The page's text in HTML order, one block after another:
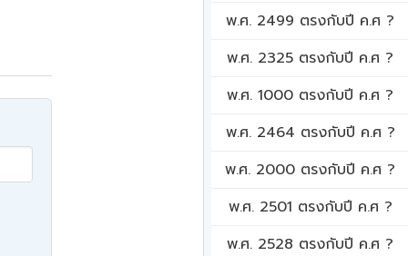
พ.ศ. 2499 ตรงกับปี ค.ศ ?
พ.ศ. 2325 ตรงกับปี ค.ศ ?
พ.ศ. 1000 ตรงกับปี ค.ศ ?
พ.ศ. 2464 ตรงกับปี ค.ศ ?
พ.ศ. 2000 ตรงกับปี ค.ศ ?
พ.ศ. 2501 ตรงกับปี ค.ศ ?
พ.ศ. 2528 ตรงกับปี ค.ศ ?